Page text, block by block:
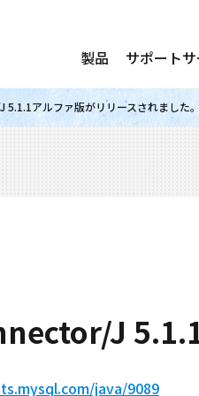
製品 サポート
アルファ版がリリースされました。
J
java/9089